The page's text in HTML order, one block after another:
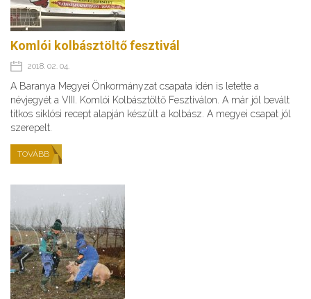
Komlói kolbásztöltő fesztivál
2018. 02. 04.
A Baranya Megyei Önkormányzat csapata idén is letette a
névjegyét a VIII. Komlói Kolbásztöltő Fesztiválon. A már jól bevált
titkos siklósi recept alapján készült a kolbász. A megyei csapat jól
szerepelt.
TOVÁBB